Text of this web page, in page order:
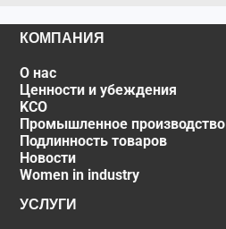
КОМПАНИЯ
О нас
Ценности и убеждения
KCO
Промышленное производство
Подлинность товаров
Новости
Women in industry
УСЛУГИ